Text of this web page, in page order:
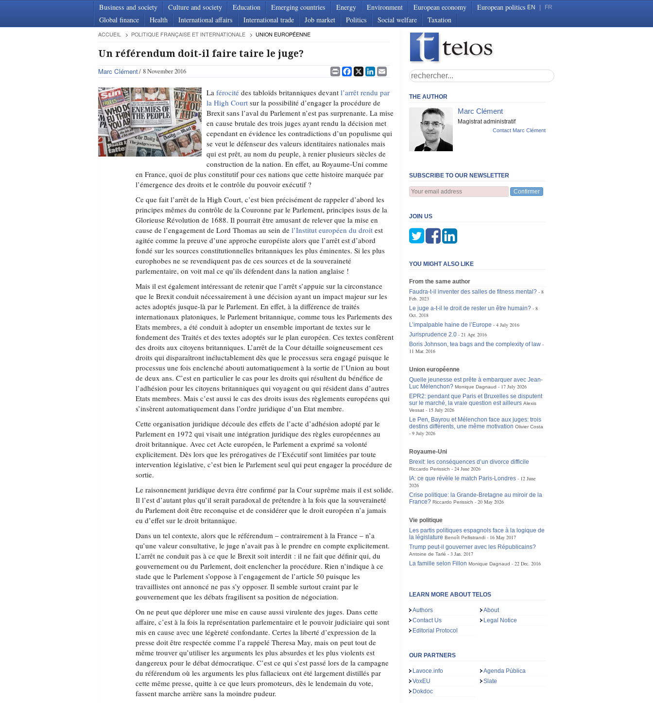
Business and society Culture and society Education Emerging countries Energy Environment European economy
European politics
Global finance
Health International affairs International trade Job market Politics Social welfare Taxation
EN FR
ACCUEIL POLITIQUE FRANÇAISE ET INTERNATIONALE UNION EUROPÉENNE
Un référendum doit-il faire taire le juge?
Marc Clément 8 November 2016 PrintFacebook
X LinkedIn
Email
Laférocité des tabloïds britanniques devantl’arrêt rendu par
la High Court sur la possibilité d’engager la procédure de
Brexit sans l’aval du Parlement n’est pas surprenante. La mise
en cause brutale des trois juges ayant rendu la décision met
cependant en évidence les contradictions d’un populisme qui
se veut le défenseur des valeurs identitaires nationales mais
qui est prêt, au nom du peuple, à renier plusieurs siècles de
construction de la nation. En effet, au Royaume-Uni comme
en France, quoi de plus constitutif pour ces nations que cette histoire marquée par
l’émergence des droits et le contrôle du pouvoir exécutif ?
Ce que fait l’arrêt de la High Court, c’est bien précisément de rappeler d’abord les
principes mêmes du contrôle de la Couronne par le Parlement, principes issus de la
Glorieuse Révolution de 1688. Il pourrait être amusant de relever que la mise en
cause de l’engagement de Lord Thomas au sein del’Institut européen du droit est
agitée comme la preuve d’une approche européiste alors que l’arrêt est d’abord
fondé sur les sources constitutionnelles britanniques les plus éminentes. Si les plus
europhobes ne se revendiquent pas de ces sources et de la souveraineté
parlementaire, on voit mal ce qu’ils défendent dans la nation anglaise !
Mais il est également intéressant de retenir que l’arrêt s’appuie sur la circonstance
que le Brexit conduit nécessairement à une décision ayant un impact majeur sur les
actes adoptés jusque-là par le Parlement. En effet, à la différence de traités
internationaux platoniques, le Parlement britannique, comme tous les Parlements des
Etats membres, a été conduit à adopter un ensemble important de textes sur le
fondement des Traités et des textes adoptés sur le plan européen. Ces textes confèrent
des droits aux citoyens britanniques. L’arrêt de la Cour détaille soigneusement ces
droits qui disparaîtront inéluctablement dès que le processus sera engagé puisque le
processus une fois enclenché abouti automatiquement à la sortie de l’Union au bout
de deux ans. C’est en particulier le cas pour les droits qui résultent du bénéfice de
l’adhésion pour les citoyens britanniques qui voyagent ou qui résident dans d’autres
Etats membres. Mais c’est aussi le cas des droits issus des règlements européens qui
s’insèrent automatiquement dans l’ordre juridique d’un Etat membre.
Cette organisation juridique découle des effets de l’acte d’adhésion adopté par le
Parlement en 1972 qui visait une intégration juridique des règles européennes au
droit britannique. Avec cet Acte européen, le Parlement a exprimé sa volonté
explicitement. Dès lors que les prérogatives de l’Exécutif sont limitées par toute
intervention législative, c’est bien le Parlement seul qui peut engager la procédure de
sortie.
Le raisonnement juridique devra être confirmé par la Cour suprême mais il est solide.
Il l’est d’autant plus qu’il serait paradoxal de prétendre à la fois que la souveraineté
du Parlement doit être reconquise et de considérer que le droit européen n’a jamais
eu d’effet sur le droit britannique.
Dans un tel contexte, alors que le référendum – contrairement à la France – n’a
qu’une valeur consultative, le juge n’avait pas à le prendre en compte explicitement.
L’arrêt ne conduit pas à ce que le Brexit soit interdit : il ne fait que définir qui, du
gouvernement ou du Parlement, doit enclencher la procédure. Rien n’indique à ce
stade que le Parlement s’oppose à l’engagement de l’article 50 puisque les
travaillistes ont annoncé ne pas s’y opposer. Il semble surtout craint par le
gouvernement que les débats fragilisent sa position de négociation.
On ne peut que déplorer une mise en cause aussi virulente des juges. Dans cette
affaire, c’est à la fois la représentation parlementaire et le pouvoir judiciaire qui sont
mis en cause avec une légèreté confondante. Certes la liberté d’expression de la
presse doit être respectée comme l’a rappelé Theresa May, mais on peut tout de
même trouver qu’utiliser les arguments les plus absurdes et les plus violents est
dangereux pour le débat démocratique. C’est ce qui s’est passé lors de la campagne
du référendum où les arguments les plus fallacieux ont été largement distillés par
cette même presse, quitte à ce que leurs promoteurs, dès le lendemain du vote,
fassent marche arrière sans la moindre pudeur.
THE AUTHOR
Marc Clément
Magistrat administratif
Contact Marc Clément
SUBSCRIBE TO OUR NEWSLETTER
Confirmer
JOIN US
YOU MIGHT ALSO LIKE
From the same author
Faudra-t-il inventer des salles de fitness mental?
8
Feb. 2023
Le juge a-t-il le droit de rester un être humain?
8
Oct. 2018
L’impalpable haine de l’Europe
4 July 2016
Jurisprudence 2.0
21 Apr. 2016
Boris Johnson, tea bags and the complexity of law
11 Mar. 2016
Union européenne
Quelle jeunesse est prête à embarquer avec Jean-
Luc Mélenchon? Monique Dagnaud
17 July 2026
EPR2: pendant que Paris et Bruxelles se disputent
sur le marché, la vraie question est ailleurs Alexis
Vessat
15 July 2026
Le Pen, Bayrou et Mélenchon face aux juges: trois
destins différents, une même motivation Olivier Costa
9 July 2026
Royaume-Uni
Brexit: les conséquences d’un divorce difficile
Riccardo Perissich
24 June 2026
IA: ce que révèle le match Paris-Londres
12 June
2026
Crise politique: la Grande-Bretagne au miroir de la
France? Riccardo Perissich 20 May 2026
Vie politique
Les partis politiques espagnols face à la logique de
la législature Benoît Pellistrandi
16 May 2017
Trump peut-il gouverner avec les Républicains?
Antoine de Tarlé
3 Jan. 2017
La famille selon Fillon Monique Dagnaud 22 Dec. 2016
LEARN MORE ABOUT TELOS
Authors
About
Contact Us
Legal Notice
Editorial Protocol
OUR PARTNERS
Lavoce.info
Agenda Pública
VoxEU
Slate
Dokdoc